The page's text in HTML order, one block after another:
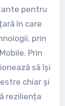
pentru
în care
prin
Prin
să își
chiar și
reziliența